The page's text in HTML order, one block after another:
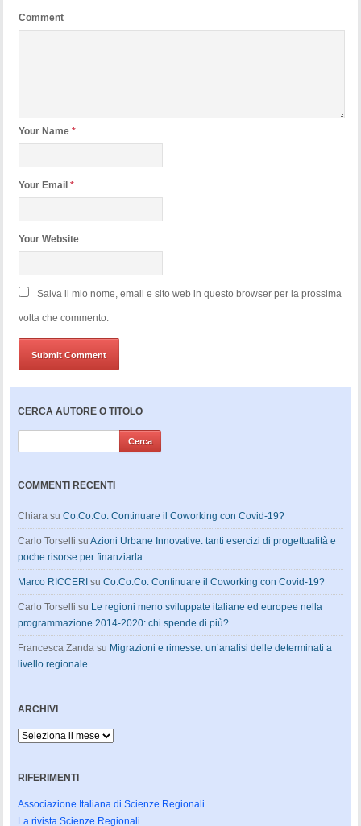
Comment
Your Name*
Your Email*
Your Website
Salva il mio nome, email e sito web in questo browser per la prossima
volta che commento.
CERCA AUTORE O TITOLO
COMMENTI RECENTI
Chiarasu Co.Co.Co: Continuare il Coworking con Covid-19?
Carlo Torselli su Azioni Urbane Innovative: tanti esercizi di progettualità e
poche risorse per finanziarla
Marco RICCERI su Co.Co.Co: Continuare il Coworking con Covid-19?
Carlo Torselli su Le regioni meno sviluppate italiane ed europee nella
programmazione 2014-2020: chi spende di più?
Francesca Zandasu Migrazioni e rimesse: un’analisi delle determinati a
livello regionale
ARCHIVI
Archivi
RIFERIMENTI
Associazione Italiana di Scienze Regionali
La rivista Scienze Regionali